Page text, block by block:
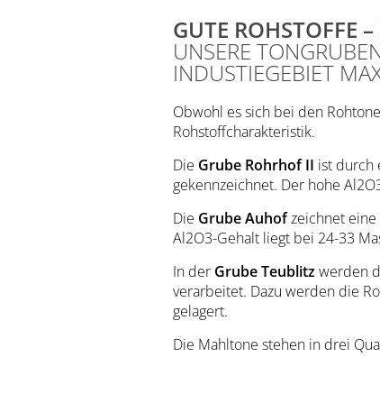
GUTE ROHSTOFFE
UNSERE
INDUSTIEGEBIET
Obwohl es sich bei den
Rohstoffcharakteristik.
Die Grube Rohrhof II ist durch
gekennzeichnet. Der hohe
Die Grube Auhofzeichnet eine
Al2O3-Gehalt liegt bei 24-33
In der Grube Teublitzwerden
verarbeitet. Dazu werden die
gelagert.
Die Mahltone stehen in drei